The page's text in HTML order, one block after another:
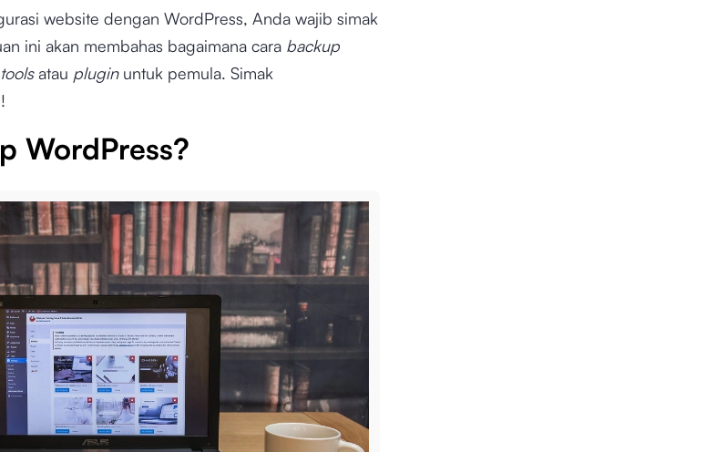
website dengan WordPress, Anda wajib simak
ini akan membahas bagaimana cara backup
toolsatau pluginuntuk pemula. Simak
WordPress?